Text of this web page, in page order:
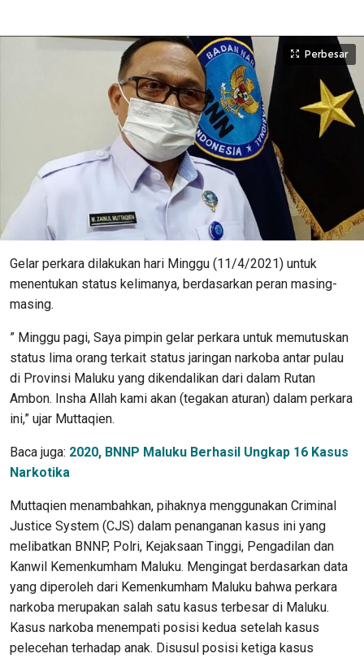
Perbesar
Gelar perkara dilakukan hari Minggu (11/4/2021) untuk
menentukan status kelimanya, berdasarkan peran masing-
masing.
” Minggu pagi, Saya pimpin gelar perkara untuk memutuskan
status lima orang terkait status jaringan narkoba antar pulau
di Provinsi Maluku yang dikendalikan dari dalam Rutan
Ambon. Insha Allah kami akan (tegakan aturan) dalam perkara
ini,” ujar Muttaqien.
Baca juga: 2020, BNNP Maluku Berhasil Ungkap 16 Kasus
Narkotika
Muttaqien menambahkan, pihaknya menggunakan Criminal
Justice System (CJS) dalam penanganan kasus ini yang
melibatkan BNNP, Polri, Kejaksaan Tinggi, Pengadilan dan
Kanwil Kemenkumham Maluku. Mengingat berdasarkan data
yang diperoleh dari Kemenkumham Maluku bahwa perkara
narkoba merupakan salah satu kasus terbesar di Maluku.
Kasus narkoba menempati posisi kedua setelah kasus
pelecehan terhadap anak. Disusul posisi ketiga kasus